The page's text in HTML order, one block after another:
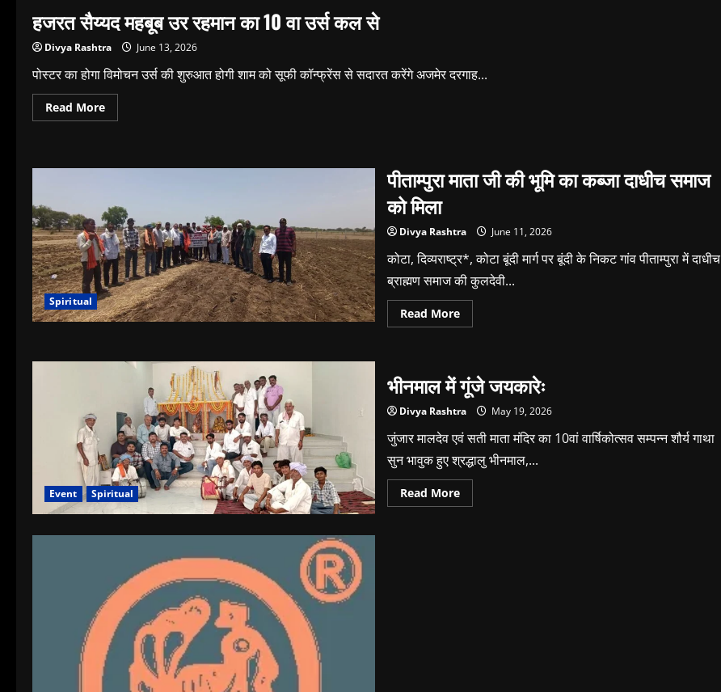
भी
करेगा
हजरत सैय्यद महबूब उर रहमान का 10 वा उर्स कल से
Divya Rashtra June 13, 2026
पोस्टर का होगा विमोचन उर्स की शुरुआत होगी शाम को सूफी कॉन्फ्रेंस से सदारत करेंगे अजमेर दरगाह...
Read MoreRead
more
10
वा
उर्स
कल
से
Spiritual
पीताम्पुरा माता जी की भूमि का कब्जा दाधीच समाज
को मिला
Divya Rashtra June 11, 2026
कोटा, दिव्यराष्ट्र*, कोटा बूंदी मार्ग पर बूंदी के निकट गांव पीताम्पुरा में दाधीच
ब्राह्मण समाज की कुलदेवी...
Read MoreRead
more
की
भूमि
का
कब्जा
समाज
मिला
Event Spiritual
भीनमाल में गूंजे जयकारेः
Divya Rashtra May 19, 2026
जुंजार मालदेव एवं सती माता मंदिर का 10वां वार्षिकोत्सव सम्पन्न शौर्य गाथा
सुन भावुक हुए श्रद्धालु भीनमाल,...
Read MoreRead
more